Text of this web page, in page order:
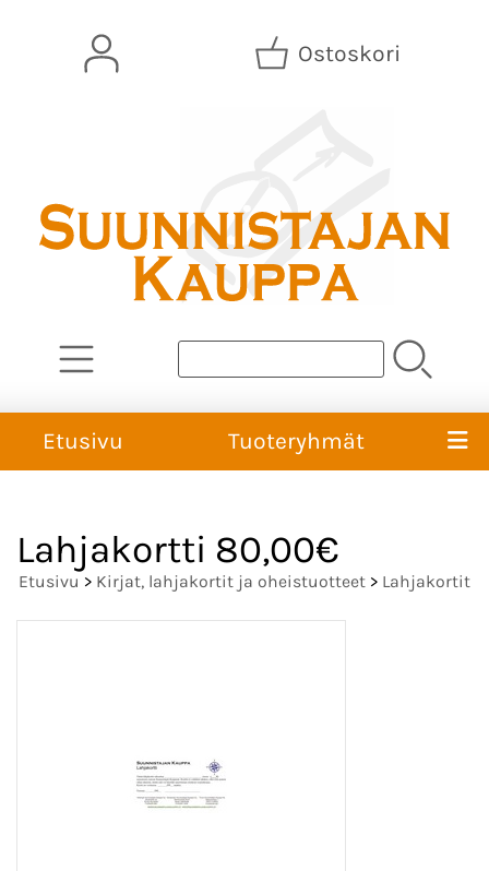
Ostoskori
Etusivu Tuoteryhmät
Lahjakortti 80,00€
Etusivu > Kirjat, lahjakortit ja oheistuotteet > Lahjakortit